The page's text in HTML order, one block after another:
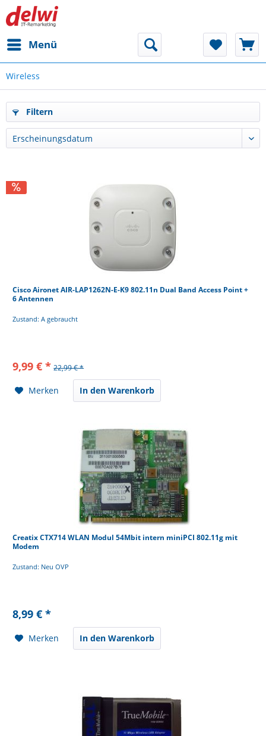
Menü
Wireless
Filtern
Cisco Aironet AIR-LAP1262N-E-K9 802.11n Dual Band Access Point +
6 Antennen
Zustand: A gebraucht
9,99 € * 22,99 € *
Merken In den Warenkorb
Creatix CTX714 WLAN Modul 54Mbit intern miniPCI 802.11g mit
Modem
Zustand: Neu OVP
8,99 € *
Merken In den Warenkorb